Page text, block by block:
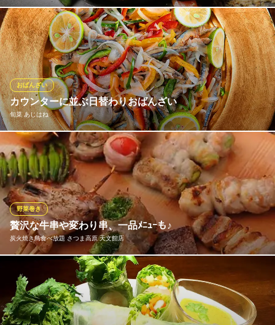
野菜ソムリエ厳選のお野菜を薪窯で焼いて、自慢のバーニャカウ
ダソースで。 女性のお客様リピート必死の人気メニューです。
薪窯ピザとパスタ SPESSO（スペッソ）
イタリアン・ピザ
鹿児島市電（系統1）天文館通駅 徒歩2分
鹿児島県鹿児島市呉服町1-20 セントイン二番館2F
カウンターに並ぶ日替わりおばんざい
旬菜 あじはね
おばんざい
女将が作るおばんざいは、家庭的な味ばかりで思わずほっこりし
ます。お酒と一緒に召し上がれば、心も体も癒されます。日替わ
りで「小鯵の南蛮漬け」や「豚肉と大根のきんぴら」、「だし巻
卵」など提供しています。
旬菜 あじはね
おばんざいと郷土料理
鹿児島市電（系統2）都通駅 徒歩1分
鹿児島県鹿児島市中央町25-13 1F
贅沢な牛串や変わり串、一品ﾒﾆｭｰも♪
炭火焼き鳥食べ放題 さつま高原 天文館店
野菜巻き
定番の焼き鳥はもちろんのこと、オリジナル串も豊富にご用意し
ております！牛すじ煮込み串は特におすすめ！その他一品メニュ
ーも豊富にご用意しております。お子様向けメニューも多数準備
しておりますので安心してご利用ください。